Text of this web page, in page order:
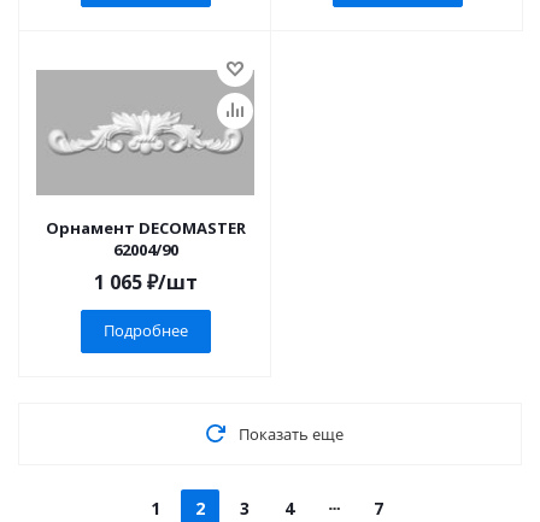
Орнамент DECOMASTER
62004/90
1 065₽/шт
Подробнее
Показать еще
1 2 3 4 7